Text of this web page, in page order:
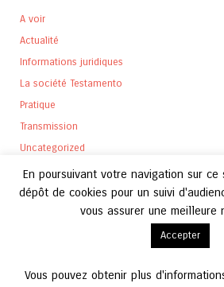
A voir
Actualité
Informations juridiques
La société Testamento
Pratique
Transmission
Uncategorized
En poursuivant votre navigation sur
dépôt de cookies pour un suivi
vous assurer une meilleure
Accepter
Vous pouvez obtenir plus